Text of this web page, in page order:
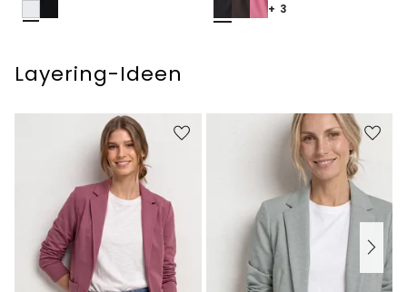
+ 3
Layering-Ideen